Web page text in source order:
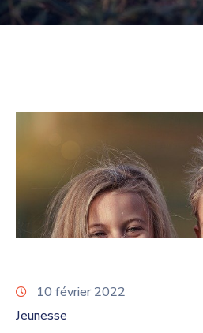
10 février 2022
Jeunesse